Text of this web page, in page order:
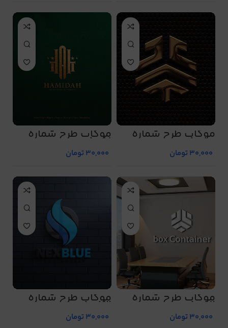
موکاپ طرح شماره
5080
30,000تومان
موکاپ طرح شماره
5081
30,000تومان
موکاپ طرح شماره
5082
30,000تومان
موکاپ طرح شماره
5083
30,000تومان